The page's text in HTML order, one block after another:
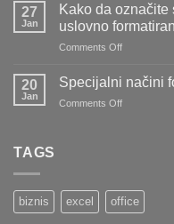
evidentirate
stvari
koje
pozajmili
27
Jan
Kako da
uslovno
Comments Offon
formatiranje
brojevima
20
Jan
Specijalni načini
Comments Offon
TAGS
biznis excel office